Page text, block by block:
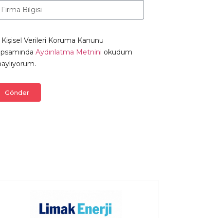
Kişisel Verileri Koruma Kanunu
Aydınlatma Metnini okudum
Gönder